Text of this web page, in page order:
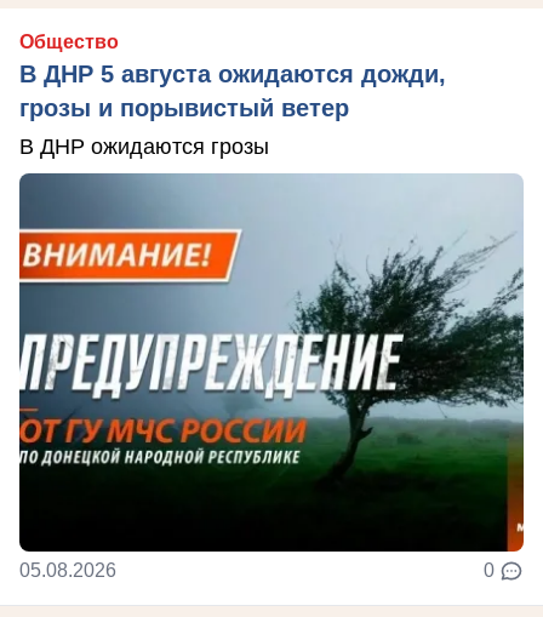
Общество
В ДНР 5 августа ожидаются дожди,
грозы и порывистый ветер
В ДНР ожидаются грозы
05.08.2026 0